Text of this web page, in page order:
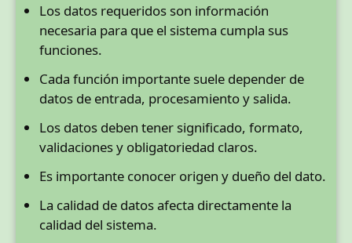
Los datos requeridos son información
necesaria para que el sistema cumpla sus
funciones.
Cada función importante suele depender de
datos de entrada, procesamiento y salida.
Los datos deben tener significado, formato,
validaciones y obligatoriedad claros.
Es importante conocer origen y dueño del dato.
La calidad de datos afecta directamente la
calidad del sistema.